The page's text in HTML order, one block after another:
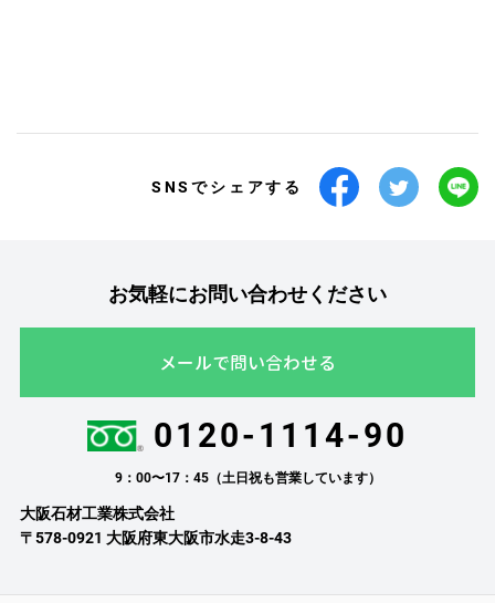
SNSでシェアする
お気軽にお問い合わせください
メールで問い合わせる
0120-1114-90
9：00〜17：45（土日祝も営業しています）
大阪石材工業株式会社
〒578-0921 大阪府東大阪市水走3-8-43